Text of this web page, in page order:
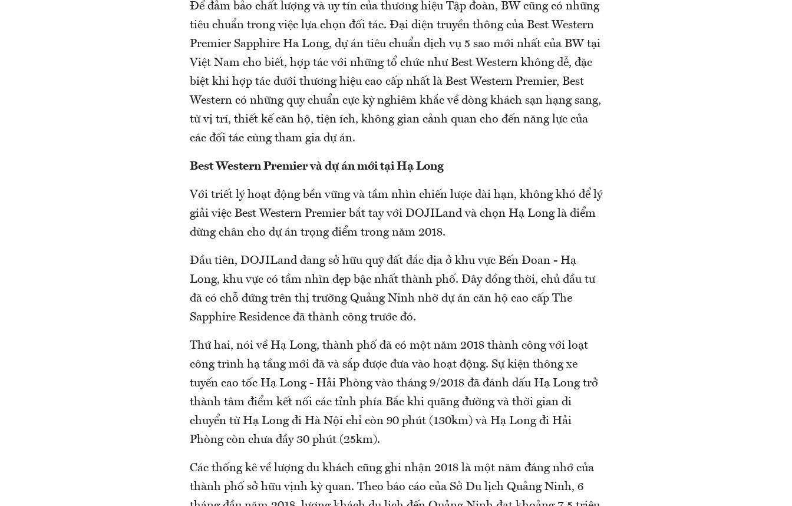
Để đảm bảo chất lượng và uy tín của thương hiệu Tập đoàn, BW cũng có những
tiêu chuẩn trong việc lựa chọn đối tác. Đại diện truyền thông của Best Western
Premier Sapphire Ha Long, dự án tiêu chuẩn dịch vụ 5 sao mới nhất của BW tại
Việt Nam cho biết, hợp tác với những tổ chức như Best Western không dễ, đặc
biệt khi hợp tác dưới thương hiệu cao cấp nhất là Best Western Premier, Best
Western có những quy chuẩn cực kỳ nghiêm khắc về dòng khách sạn hạng sang,
từ vị trí, thiết kế căn hộ, tiện ích, không gian cảnh quan cho đến năng lực của
các đối tác cùng tham gia dự án.
Best Western Premier và dự án mới tại Hạ Long
Với triết lý hoạt động bền vững và tầm nhìn chiến lược dài hạn, không khó để lý
giải việc Best Western Premier bắt tay với DOJILand và chọn Hạ Long là điểm
dừng chân cho dự án trọng điểm trong năm 2018.
Đầu tiên, DOJILand đang sở hữu quỹ đất đắc địa ở khu vực Bến Đoan - Hạ
Long, khu vực có tầm nhìn đẹp bậc nhất thành phố. Đây đồng thời, chủ đầu tư
đã có chỗ đứng trên thị trường Quảng Ninh nhờ dự án căn hộ cao cấp The
Sapphire Residence đã thành công trước đó.
Thứ hai, nói về Hạ Long, thành phố đã có một năm 2018 thành công với loạt
công trình hạ tầng mới đã và sắp được đưa vào hoạt động. Sự kiện thông xe
tuyến cao tốc Hạ Long - Hải Phòng vào tháng 9/2018 đã đánh dấu Hạ Long trở
thành tâm điểm kết nối các tỉnh phía Bắc khi quãng đường và thời gian di
chuyển từ Hạ Long đi Hà Nội chỉ còn 90 phút (130km) và Hạ Long đi Hải
Phòng còn chưa đầy 30 phút (25km).
Các thống kê về lượng du khách cũng ghi nhận 2018 là một năm đáng nhớ của
thành phố sở hữu vịnh kỳ quan. Theo báo cáo của Sở Du lịch Quảng Ninh, 6